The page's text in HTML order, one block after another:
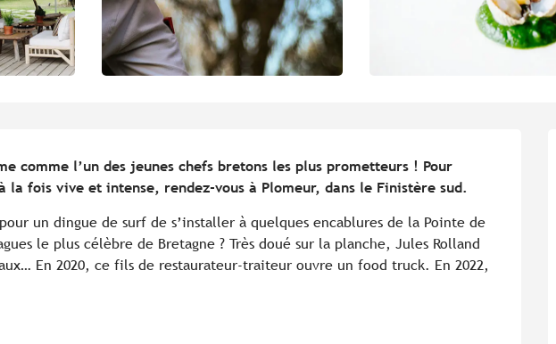
comme l’un des jeunes chefs bretons les plus prometteurs ! Pour
la fois vive et intense, rendez-vous à Plomeur, dans le Finistère sud.
un dingue de surf de s’installer à quelques encablures de la Pointe de
le plus célèbre de Bretagne ? Très doué sur la planche, Jules Rolland
En 2020, ce fils de restaurateur-traiteur ouvre un food truck. En 2022,